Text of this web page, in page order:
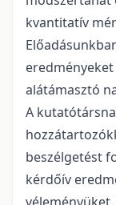
kvantitatív
alátámasztó
A
beszélgetést
kérdőív